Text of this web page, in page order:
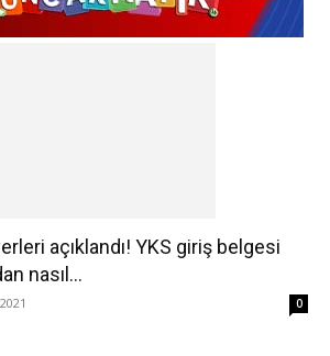
açıklandı! YKS giriş belgesi
nasıl...
0